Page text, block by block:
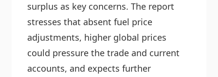
surplus as key concerns. The report
stresses that absent fuel price
adjustments, higher global prices
could pressure the trade and current
accounts, and expects further